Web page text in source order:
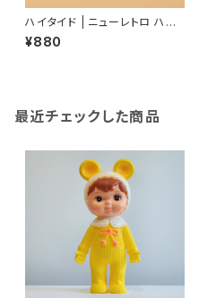
ハイタイド | ニューレトロ ハン
ドタオル | Hand Towel
¥880
最近チェックした商品